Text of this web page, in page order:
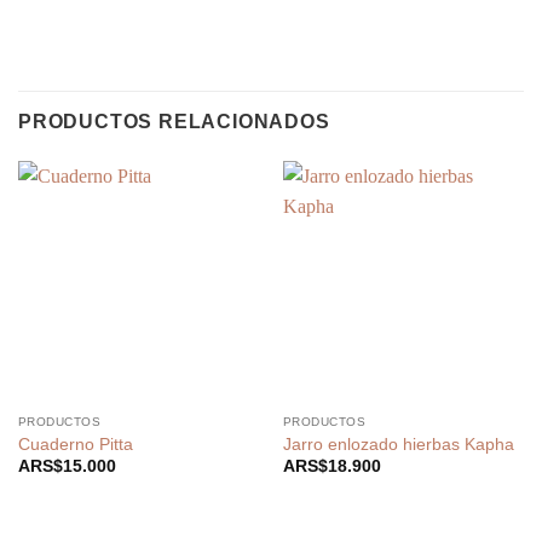
PRODUCTOS RELACIONADOS
PRODUCTOS
Cuaderno Pitta
ARS$15.000
PRODUCTOS
Jarro enlozado hierbas Kapha
ARS$18.900